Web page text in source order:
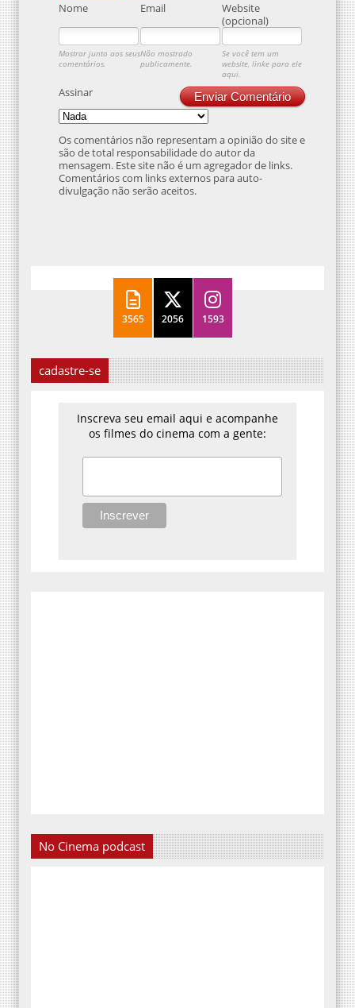
Nome Email
Website
(opcional)
Mostrar junto aos seus
comentários.
Não mostrado
publicamente.
Se você tem um
website, linke para ele
aqui.
Enviar Comentário
Assinar
Os comentários não representam a opinião do site e
são de total responsabilidade do autor da
mensagem. Este site não é um agregador de links.
Comentários com links externos para auto-
divulgação não serão aceitos.
3565 2056 1593
cadastre-se
Inscreva seu email aqui e acompanhe
os filmes do cinema com a gente:
No Cinema podcast